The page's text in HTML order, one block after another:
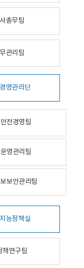
총무팀
관리팀
영관리단
안전경영팀
운영관리팀
보안관리팀
능정책실
책연구팀